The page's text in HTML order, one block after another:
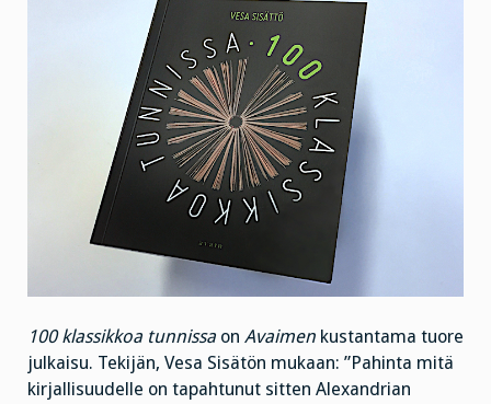
100 klassikkoa tunnissa on Avaimen kustantama tuore
julkaisu. Tekijän, Vesa Sisätön mukaan: ”Pahinta mitä
kirjallisuudelle on tapahtunut sitten Alexandrian